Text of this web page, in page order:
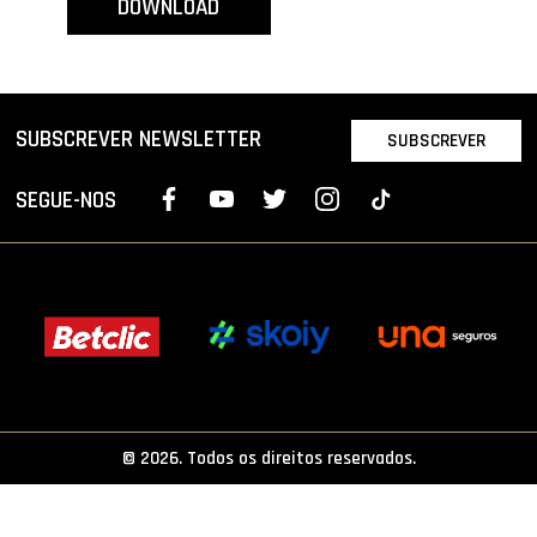
PROJETOS
LIGA BETCLIC FEMININA
DOWNLOAD
SUBSCREVER NEWSLETTER SUBSCREVER
SEGUE-NOS
© 2026. Todos os direitos reservados.